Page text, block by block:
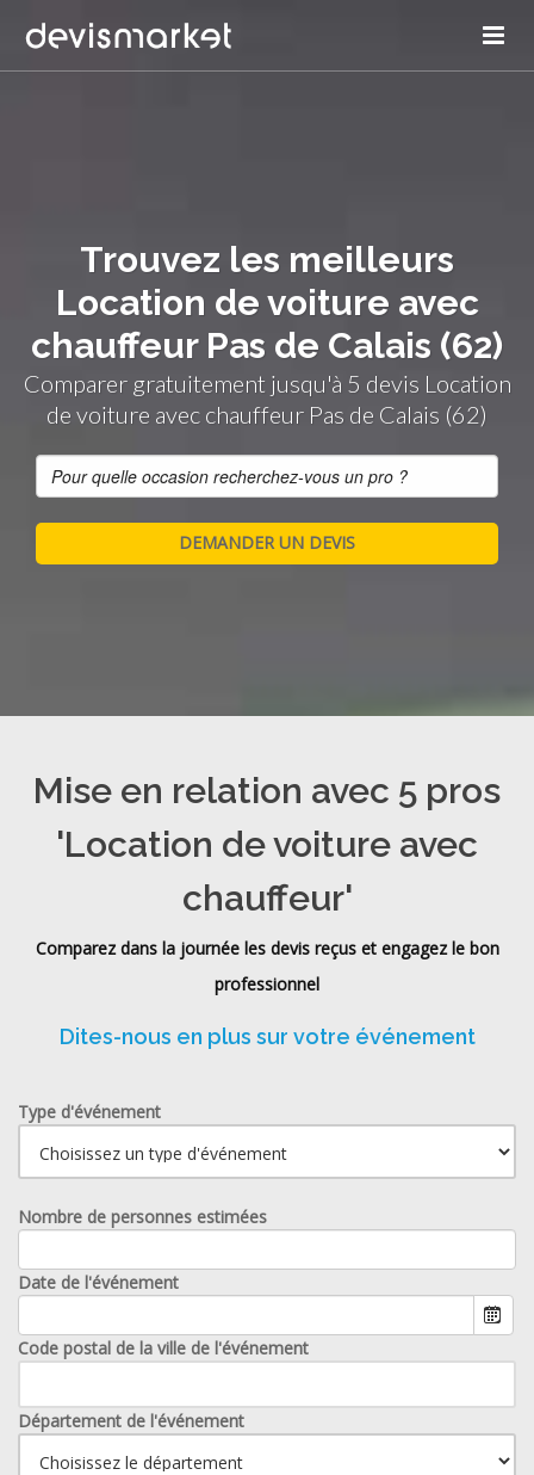
Trouvez les meilleurs
Location de voiture avec
chauffeur Pas de Calais (62)
Comparer gratuitement jusqu'à 5 devis Location
de voiture avec chauffeur Pas de Calais (62)
Mise en relation avec 5 pros
'Location de voiture avec
chauffeur'
Comparez dans la journée les devis reçus et engagez le bon
professionnel
Dites-nous en plus sur votre événement
Type d'événement
Nombre de personnes estimées
Date de l'événement
Code postal de la ville de l'événement
Département de l'événement